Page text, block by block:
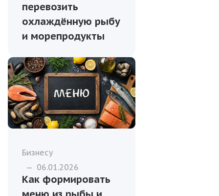
перевозить
охлаждённую рыбу
и морепродукты
Бизнесу
— 06.01.2026
Как формировать